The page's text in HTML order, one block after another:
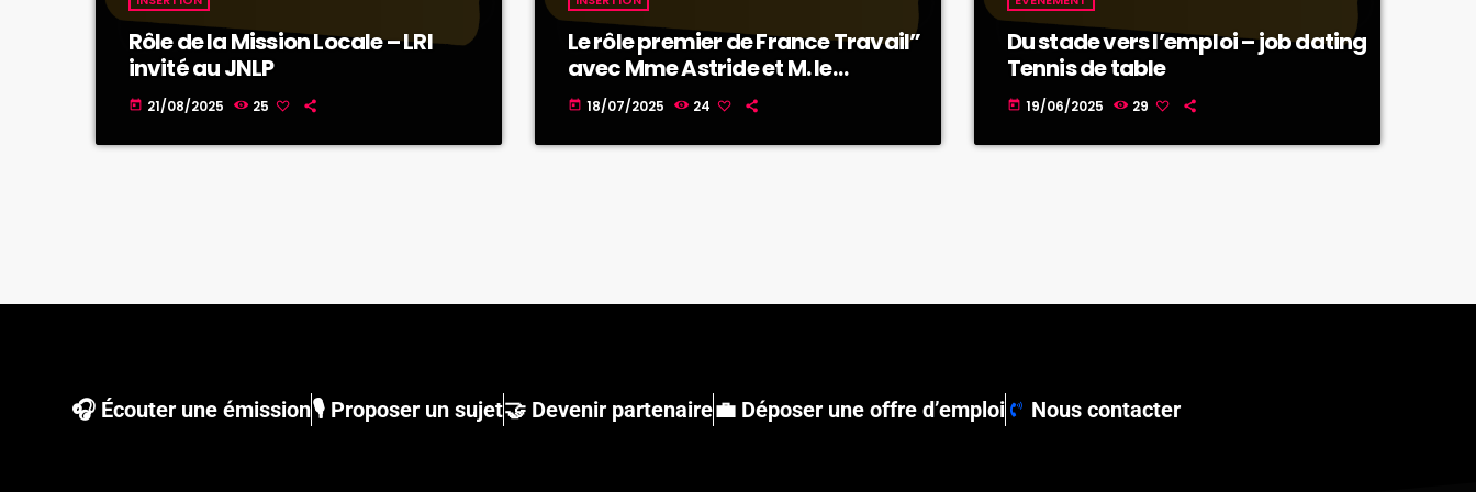
Rôle de la Mission Locale – LRI
invité au JNLP
today 21/08/2025 25
Le rôle premier de France Travail”
avec Mme Astride et M. le
Directeur national
today 18/07/2025 24
Du stade vers l’emploi – job dating
Tennis de table
today 19/06/2025 29
🎧 Écouter une émission🎙 Proposer un sujet🤝 Devenir partenaire💼 Déposer une offre d’emploi Nous contacter